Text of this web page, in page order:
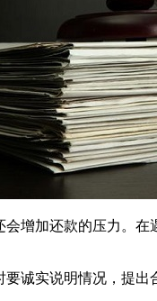
增加还款的压力。
诚实说明情况，提